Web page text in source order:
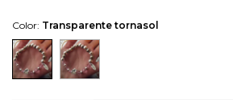
Color: Transparente tornasol